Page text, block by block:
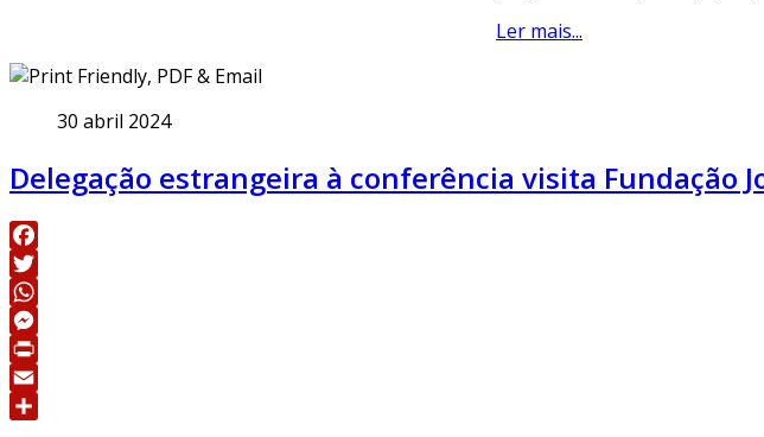
Ler mais...
30 abril 2024
Delegação estrangeira à conferência visita Fundação
Facebook
Twitter
WhatsApp
Messenger
Print
Email